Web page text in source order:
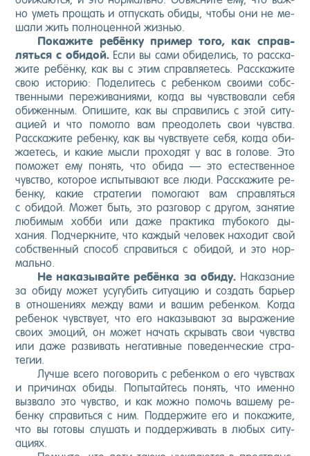
но уметь про­щать и от­пускать оби­ды, что­бы они не ме­
шали жить пол­но­цен­ной жизнью.
По­кажи­те ре­бён­ку при­мер то­го, как справ­
лять­ся с оби­дой.Ес­ли вы са­ми оби­делись, то рас­ска­
жите ре­бён­ку, как вы с этим справ­ля­етесь. Рас­ска­жите
свою ис­то­рию: По­дели­тесь с ре­бен­ком сво­ими собс­
твен­ны­ми пе­режи­вани­ями, ког­да вы чувс­тво­вали се­бя
оби­жен­ным. Опи­шите, как вы спра­вились с этой си­ту­
аци­ей и что по­мог­ло вам пре­одо­леть свои чувс­тва.
Рас­ска­жите ре­бен­ку, как вы чувс­тву­ете се­бя, ког­да оби­
жа­етесь, и ка­кие мыс­ли про­ходят у вас в го­лове. Это
по­может ему по­нять, что оби­да — это ес­тес­твен­ное
чувс­тво, ко­торое ис­пы­тыва­ют все лю­ди. Рас­ска­жите ре­
бен­ку, ка­кие стра­тегии по­мога­ют вам справ­лять­ся
с оби­дой. Мо­жет быть, это раз­го­вор с дру­гом, за­нятие
лю­бимым хоб­би или да­же прак­ти­ка глу­боко­го ды­
хания. Под­чер­кни­те, что каж­дый че­ловек на­ходит свой
собс­твен­ный спо­соб спра­вить­ся с оби­дой, и это нор­
маль­но.
Не на­казы­вай­те ре­бён­ка за оби­ду.На­каза­ние
за оби­ду мо­жет усу­губить си­ту­ацию и соз­дать барь­ер
в от­но­шени­ях меж­ду ва­ми и ва­шим ре­бен­ком. Ког­да
ре­бенок чувс­тву­ет, что его на­казы­ва­ют за вы­раже­ние
сво­их эмо­ций, он мо­жет на­чать скры­вать свои чувс­тва
или да­же раз­ви­вать не­гатив­ные по­веден­ческие стра­
тегии.
Луч­ше все­го по­гово­рить с ре­бен­ком о его чувс­твах
и при­чинах оби­ды. По­пытай­тесь по­нять, что имен­но
выз­ва­ло это чувс­тво, и как мож­но по­мочь ва­шему ре­
бен­ку спра­вить­ся с ним. Под­держи­те его и по­кажи­те,
что вы го­товы слу­шать и под­держи­вать в лю­бых си­ту­
аци­ях.